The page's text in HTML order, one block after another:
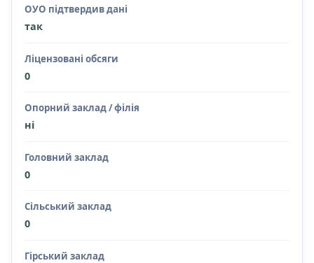
ОУО підтвердив дані
так
Ліцензовані обсяги
0
Опорний заклад / філія
ні
Головний заклад
0
Сільський заклад
0
Гірський заклад